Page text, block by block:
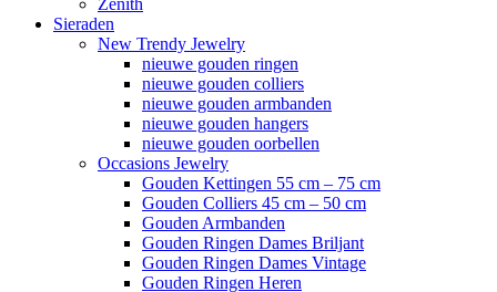
Zenith
Sieraden
New Trendy Jewelry
nieuwe gouden ringen
nieuwe gouden colliers
nieuwe gouden armbanden
nieuwe gouden hangers
nieuwe gouden oorbellen
Occasions Jewelry
Gouden Kettingen 55 cm – 75 cm
Gouden Colliers 45 cm – 50 cm
Gouden Armbanden
Gouden Ringen Dames Briljant
Gouden Ringen Dames Vintage
Gouden Ringen Heren